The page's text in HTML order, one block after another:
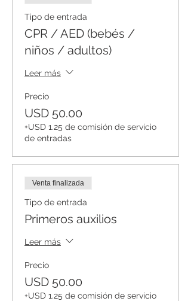
Tipo de entrada
CPR / AED (bebés /
niños / adultos)
Leer más
Precio
USD 50.00
+USD 1.25 de comisión de servicio
de entradas
Venta finalizada
Tipo de entrada
Primeros auxilios
Leer más
Precio
USD 50.00
+USD 1.25 de comisión de servicio